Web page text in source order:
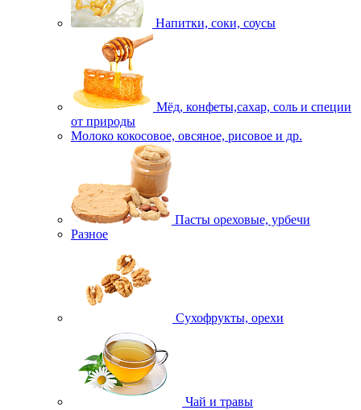
Напитки, соки, соусы
Мёд, конфеты,сахар, соль и специи
от природы
Молоко кокосовое, овсяное, рисовое и др.
Пасты ореховые, урбечи
Разное
Сухофрукты, орехи
Чай и травы